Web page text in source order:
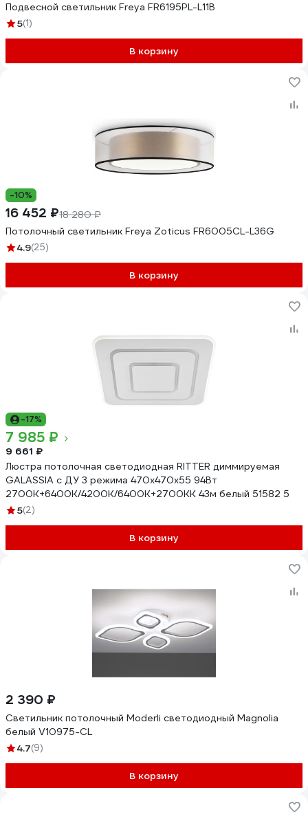
Подвесной светильник Freya FR6195PL-L11B
5(1)
В корзину
-10%
16 452 ₽18 280 ₽
Потолочный светильник Freya Zoticus FR6005CL-L36G
4.9(25)
В корзину
-17%
7 985 ₽
9 661 ₽
Люстра потолочная светодиодная RITTER диммируемая
GALASSIA с ДУ 3 режима 470x470x55 94Вт
2700K+6400K/4200K/6400K+2700KК 43м белый 51582 5
5(2)
В корзину
2 390 ₽
Светильник потолочный Moderli светодиодный Magnolia
белый V10975-CL
4.7(9)
В корзину